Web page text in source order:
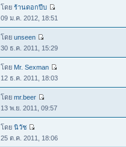
โดยร้านดอกปีบ
09 ม.ค. 2012, 18:51
โดยunseen
30 ธ.ค. 2011, 15:29
โดย Mr. Sexman
12 ธ.ค. 2011, 18:03
โดยmr.beer
13 พ.ย. 2011, 09:57
โดยนิวัช
25 ต.ค. 2011, 18:06